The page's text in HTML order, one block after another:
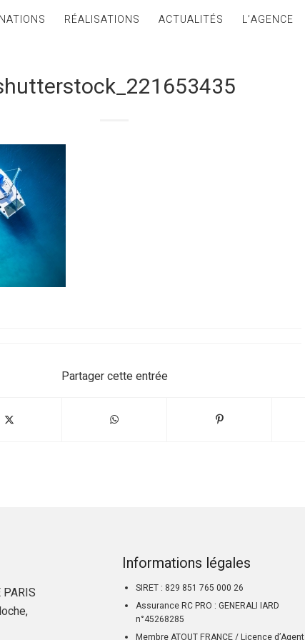
RÉALISATIONS ACTUALITÉS L’AGENCE
Partager cette entrée
PARIS
Informations légales
SIRET : 829 851 765 000 26
Assurance RC PRO : GENERALI IARD
n°45268285
Membre ATOUT FRANCE / Licence d’Agent